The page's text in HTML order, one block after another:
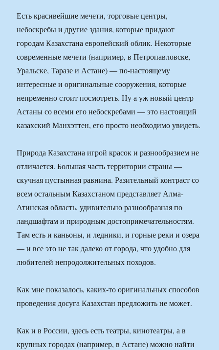
Есть красивейшие мечети, торговые центры,
небоскребы и другие здания, которые придают
городам Казахстана европейский облик. Некоторые
современные мечети (например, в Петропавловске,
Уральске, Таразе и Астане) — по-настоящему
интересные и оригинальные сооружения, которые
непременно стоит посмотреть. Ну а уж новый центр
Астаны со всеми его небоскребами — это настоящий
казахский Манхэттен, его просто необходимо увидеть.
Природа Казахстана игрой красок и разнообразием не
отличается. Большая часть территории страны —
скучная пустынная равнина. Разительный контраст со
всем остальным Казахстаном представляет Алма-
Атинская область, удивительно разнообразная по
ландшафтам и природным достопримечательностям.
Там есть и каньоны, и ледники, и горные реки и озера
— и все это не так далеко от города, что удобно для
любителей непродолжительных походов.
Как мне показалось, каких-то оригинальных способов
проведения досуга Казахстан предложить не может.
Как и в России, здесь есть театры, кинотеатры, а в
крупных городах (например, в Астане) можно найти